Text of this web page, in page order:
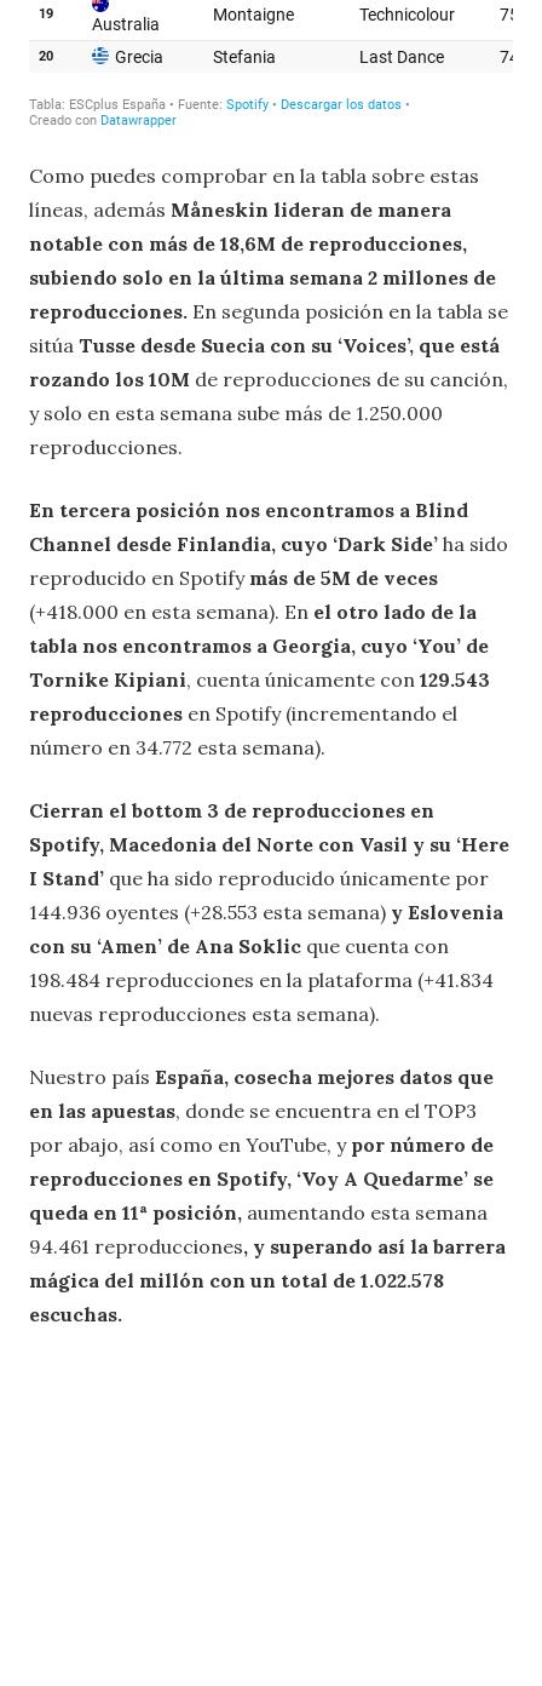
Como puedes comprobar en la tabla sobre estas
líneas, además Måneskin lideran de manera
notable con más de 18,6M de reproducciones,
subiendo solo en la última semana 2 millones de
reproducciones. En segunda posición en la tabla se
sitúa Tusse desde Suecia con su ‘Voices’, que está
rozando los 10M de reproducciones de su canción,
y solo en esta semana sube más de 1.250.000
reproducciones.
En tercera posición nos encontramos a Blind
Channel desde Finlandia, cuyo ‘Dark Side’ ha sido
reproducido en Spotify más de 5M de veces
(+418.000 en esta semana). En el otro lado de la
tabla nos encontramos a Georgia, cuyo ‘You’ de
Tornike Kipiani, cuenta únicamente con 129.543
reproducciones en Spotify (incrementando el
número en 34.772 esta semana).
Cierran el bottom 3 de reproducciones en
Spotify, Macedonia del Norte con Vasil y su ‘Here
I Stand’ que ha sido reproducido únicamente por
144.936 oyentes (+28.553 esta semana) y Eslovenia
con su ‘Amen’ de Ana Soklic que cuenta con
198.484 reproducciones en la plataforma (+41.834
nuevas reproducciones esta semana).
Nuestro país España, cosecha mejores datos que
en las apuestas, donde se encuentra en el TOP3
por abajo, así como en YouTube, y por número de
reproducciones en Spotify, ‘Voy A Quedarme’ se
queda en 11ª posición, aumentando esta semana
94.461 reproducciones, y superando así la barrera
mágica del millón con un total de 1.022.578
escuchas.